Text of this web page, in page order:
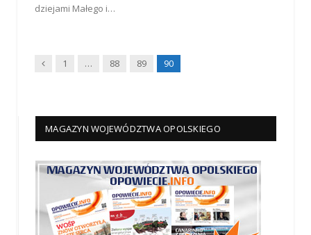
dziejami Małego i…
Wstecz
1 … 88 89 90
MAGAZYN WOJEWÓDZTWA OPOLSKIEGO